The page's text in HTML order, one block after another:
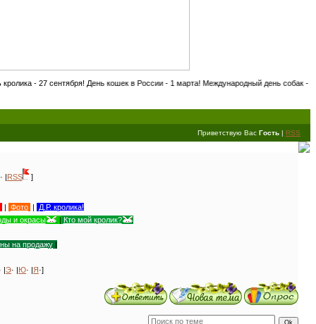
День кошек в России - 1 марта! Международный день собак - 20 ноября!
Приветствую Вас Гость | RSS
|RSS ]
| Фото |
Д.Р. кролика!
и окрасы
| Кто мой кролик?
на продажу |
|Э· |Ю· |Я·]